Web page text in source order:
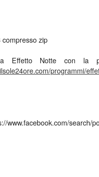
zip
Effetto Notte con
programmi/
search/